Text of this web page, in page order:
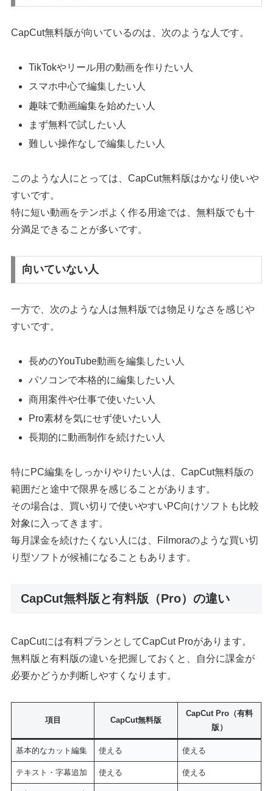
CapCut無料版が向いているのは、次のような人です。
TikTokやリール用の動画を作りたい人
スマホ中心で編集したい人
趣味で動画編集を始めたい人
まず無料で試したい人
難しい操作なしで編集したい人
このような人にとっては、CapCut無料版はかなり使いや
すいです。
特に短い動画をテンポよく作る用途では、無料版でも十
分満足できることが多いです。
向いていない人
一方で、次のような人は無料版では物足りなさを感じや
すいです。
長めのYouTube動画を編集したい人
パソコンで本格的に編集したい人
商用案件や仕事で使いたい人
Pro素材を気にせず使いたい人
長期的に動画制作を続けたい人
特にPC編集をしっかりやりたい人は、CapCut無料版の
範囲だと途中で限界を感じることがあります。
その場合は、買い切りで使いやすいPC向けソフトも比較
対象に入ってきます。
毎月課金を続けたくない人には、Filmoraのような買い切
り型ソフトが候補になることもあります。
CapCut無料版と有料版（Pro）の違い
CapCutには有料プランとしてCapCut Proがあります。
無料版と有料版の違いを把握しておくと、自分に課金が
必要かどうか判断しやすくなります。
項目 CapCut無料版
CapCut Pro（有料
版）
基本的なカット編集 使える 使える
テキスト・字幕追加 使える 使える